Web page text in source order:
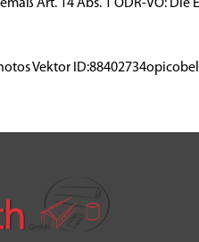
Art. 14 Abs. 1 ODR-VO:
Vektor